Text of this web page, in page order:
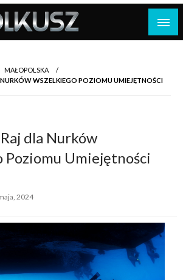
MAŁOPOLSKA
WSZELKIEGO POZIOMU UMIEJĘTNOŚCI
dla Nurków
Poziomu Umiejętności
2024